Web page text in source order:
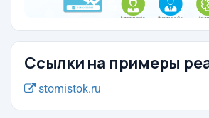
Ссылки на примеры
stomistok.ru